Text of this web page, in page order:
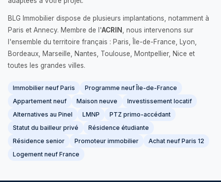
BLG Immobilier dispose de plusieurs implantations, notamment à
Paris et Annecy. Membre de l'ACRIN
, nous intervenons sur
l'ensemble du territoire français : Paris, Île-de-France, Lyon,
Bordeaux, Marseille, Nantes, Toulouse, Montpellier, Nice et
toutes les grandes villes.
Immobilier neuf Paris
Programme neuf Île-de-France
Appartement neuf
Maison neuve
Investissement locatif
Alternatives au Pinel
LMNP
PTZ primo-accédant
Statut du bailleur privé
Résidence étudiante
Résidence senior
Promoteur immobilier
Achat neuf Paris 12
Logement neuf France